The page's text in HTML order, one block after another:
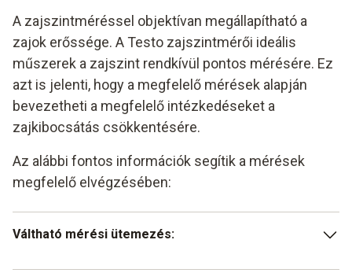
A zajszintméréssel objektívan megállapítható a
zajok erőssége. A Testo zajszintmérői ideális
műszerek a zajszint rendkívül pontos mérésére. Ez
azt is jelenti, hogy a megfelelő mérések alapján
bevezetheti a megfelelő intézkedéseket a
zajkibocsátás csökkentésére.
Az alábbi fontos információk segítik a mérések
megfelelő elvégzésében:
Váltható mérési ütemezés: